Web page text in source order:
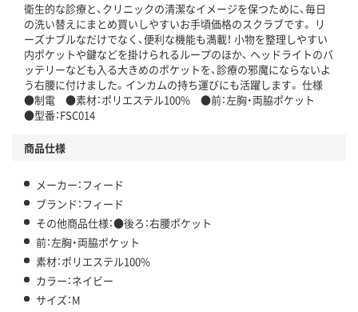
衛生的な診療と、クリニックの清潔なイメージを保つために、毎日
の洗い替えにまとめ買いしやすいお手頃価格のスクラブです。 リ
ーズナブルなだけでなく、便利な機能も満載！ 小物を整理しやすい
内ポケットや鍵などを掛けられるループのほか、 ヘッドライトのバ
ッテリーなども入る大きめのポケットを、診療の邪魔にならないよ
う右腰に付けました。インカムの持ち運びにも活躍します。 仕様
●制電 ●素材：ポリエステル100% ●前：左胸・両脇ポケット
●型番：FSC014
商品仕様
メーカー：フィード
ブランド：フィード
その他商品仕様：●後ろ：右腰ポケット
前：左胸・両脇ポケット
素材：ポリエステル100%
カラー：ネイビー
サイズ：M